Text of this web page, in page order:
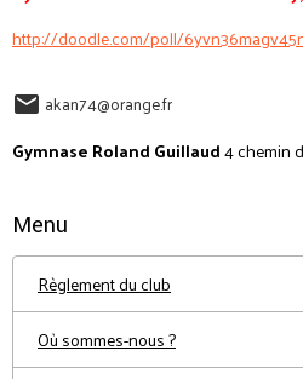
http://doodle.com/poll/
akan74@orange.fr
Gymnase Roland Guillaud4 chemin
Menu
Règlement du club
Où sommes-nous ?